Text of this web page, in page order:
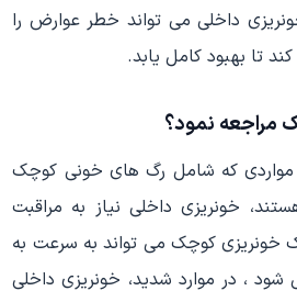
داخلی می تواند خطر عوارض را
تا بهبود کامل یابد.
مراجعه نمود؟
مواردی که شامل رگ های خونی کوچک
خونریزی داخلی نیاز به مراقبت
خونریزی کوچک می تواند به سرعت به
شود ، در موارد شدید، خونریزی داخلی